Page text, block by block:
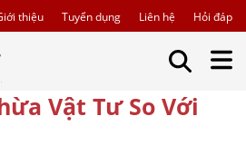
thiệu Tuyển dụng Liên hệ Hỏi đáp
Vật Tư So Với